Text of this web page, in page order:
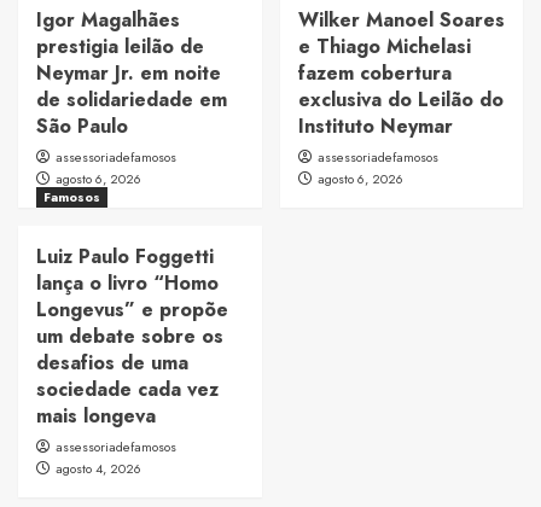
Igor Magalhães
prestigia leilão de
Neymar Jr. em noite
de solidariedade em
São Paulo
assessoriadefamosos
agosto 6, 2026
Wilker Manoel Soares
e Thiago Michelasi
fazem cobertura
exclusiva do Leilão do
Instituto Neymar
assessoriadefamosos
agosto 6, 2026
Famosos
Luiz Paulo Foggetti
lança o livro “Homo
Longevus” e propõe
um debate sobre os
desafios de uma
sociedade cada vez
mais longeva
assessoriadefamosos
agosto 4, 2026